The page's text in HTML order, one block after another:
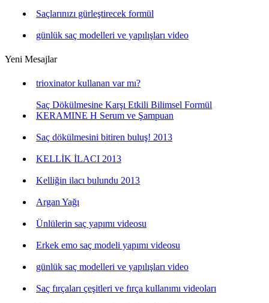
Saçlarınızı gürleştirecek formül
günlük saç modelleri ve yapılışları video
Yeni Mesajlar
trioxinator kullanan var mı?
Saç Dökülmesine Karşı Etkili Bilimsel Formül
KERAMINE H Serum ve Şampuan
Saç dökülmesini bitiren buluş! 2013
KELLİK İLACI 2013
Kelliğin ilacı bulundu 2013
Argan Yağı
Ünlülerin saç yapımı videosu
Erkek emo saç modeli yapımı videosu
günlük saç modelleri ve yapılışları video
Saç fırçaları çeşitleri ve fırça kullanımı videoları